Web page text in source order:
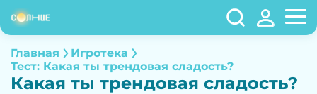
Главная
Игротека
Тест: Какая ты трендовая сладость?
Какая ты трендовая сладость?